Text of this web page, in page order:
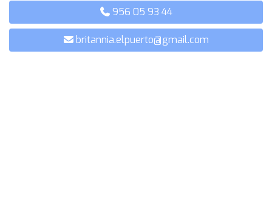
956 05 93 44
britannia.elpuerto@gmail.com